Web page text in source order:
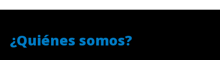
¿Quiénes somos?